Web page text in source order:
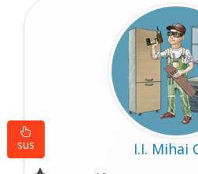
I.I. Mihai
sus